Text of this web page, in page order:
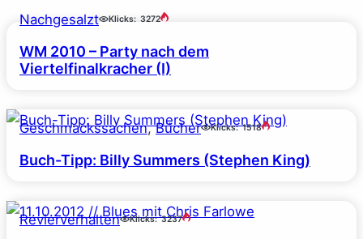
Nachgesalzt Klicks: 3272
WM 2010 – Party nach dem
Viertelfinalkracher (I)
Geschmackssachen, Bücher Klicks: 1518
Buch-Tipp: Billy Summers (Stephen King)
Revierverhalten Klicks: 3237